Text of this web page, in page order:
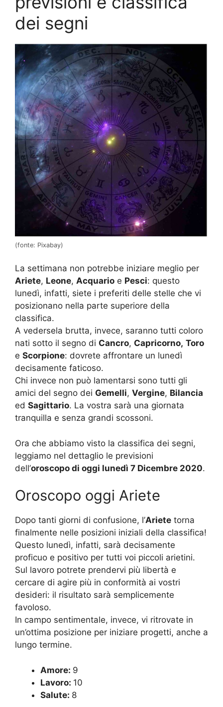
dei segni
(fonte: Pixabay)
La settimana non potrebbe iniziare meglio per
Ariete, Leone, Acquario e Pesci: questo
lunedì, infatti, siete i preferiti delle stelle che vi
posizionano nella parte superiore della
classifica.
A vedersela brutta, invece, saranno tutti coloro
nati sotto il segno di Cancro, Capricorno, Toro
e Scorpione: dovrete affrontare un lunedì
decisamente faticoso.
Chi invece non può lamentarsi sono tutti gli
amici del segno dei Gemelli, Vergine, Bilancia
ed Sagittario. La vostra sarà una giornata
tranquilla e senza grandi scossoni.
Ora che abbiamo visto la classifica dei segni,
leggiamo nel dettaglio le previsioni
dell’oroscopo di oggi lunedì 7 Dicembre 2020.
Oroscopo oggi Ariete
Dopo tanti giorni di confusione, l’Ariete torna
finalmente nelle posizioni iniziali della classifica!
Questo lunedì, infatti, sarà decisamente
proficuo e positivo per tutti voi piccoli arietini.
Sul lavoro potrete prendervi più libertà e
cercare di agire più in conformità ai vostri
desideri: il risultato sarà semplicemente
favoloso.
In campo sentimentale, invece, vi ritrovate in
un’ottima posizione per iniziare progetti, anche a
lungo termine.
Amore: 9
Lavoro: 10
Salute: 8